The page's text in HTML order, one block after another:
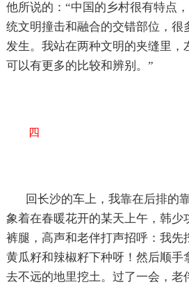
他所说的：“中国的乡村很有特点
统文明撞击和融合的交错部位，很
发生。我站在两种文明的夹缝里，
可以有更多的比较和辨别。”
四
回长沙的车上，我靠在后排的
象着在春暖花开的某天上午，韩少
裤腿，高声和老伴打声招呼：我先
黄瓜籽和辣椒籽下种呀！然后顺手
去不远的地里挖土。过了一会，老